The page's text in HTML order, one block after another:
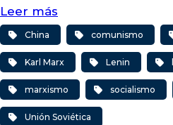
Leer más
China comunismo
Karl Marx Lenin
marxismo socialismo
Unión Soviética